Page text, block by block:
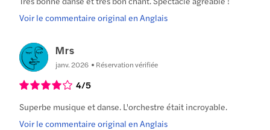
Voir le commentaire original en Anglais
Mrs
janv. 2026 Réservation vérifiée
4/5
Superbe musique et danse. L'orchestre était incroyable.
Voir le commentaire original en Anglais